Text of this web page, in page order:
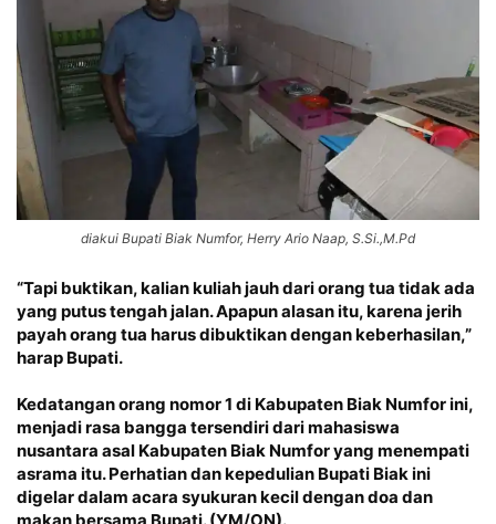
diakui Bupati Biak Numfor, Herry Ario Naap, S.Si.,M.Pd
“Tapi buktikan, kalian kuliah jauh dari orang tua tidak ada
yang putus tengah jalan. Apapun alasan itu, karena jerih
payah orang tua harus dibuktikan dengan keberhasilan,”
harap Bupati.
Kedatangan orang nomor 1 di Kabupaten Biak Numfor ini,
menjadi rasa bangga tersendiri dari mahasiswa
nusantara asal Kabupaten Biak Numfor yang menempati
asrama itu. Perhatian dan kepedulian Bupati Biak ini
digelar dalam acara syukuran kecil dengan doa dan